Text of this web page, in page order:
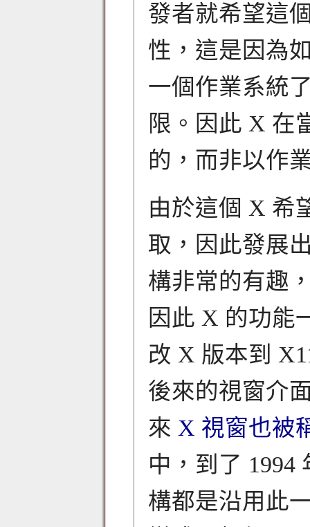
發者就希望這
性，這是因為
一個作業系統
限。因此 X 在
的，而非以作
由於這個 X 希
取，因此發展
構非常的有趣
因此 X 的功能
改 X 版本到
後來的視窗介
來 X 視窗也被
中，到了
構都是沿用此